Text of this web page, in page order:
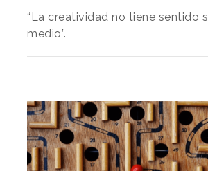
“La creatividad no tiene sentido
medio”.